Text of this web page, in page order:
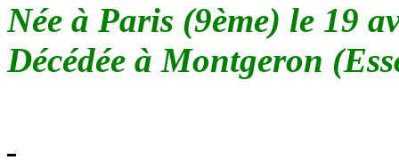
Née à Paris (9ème) le 19
Décédée à Montgeron